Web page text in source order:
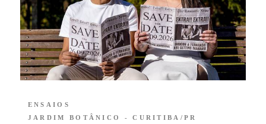
ENSAIOS
JARDIM BOTÂNICO - CURITIBA/PR